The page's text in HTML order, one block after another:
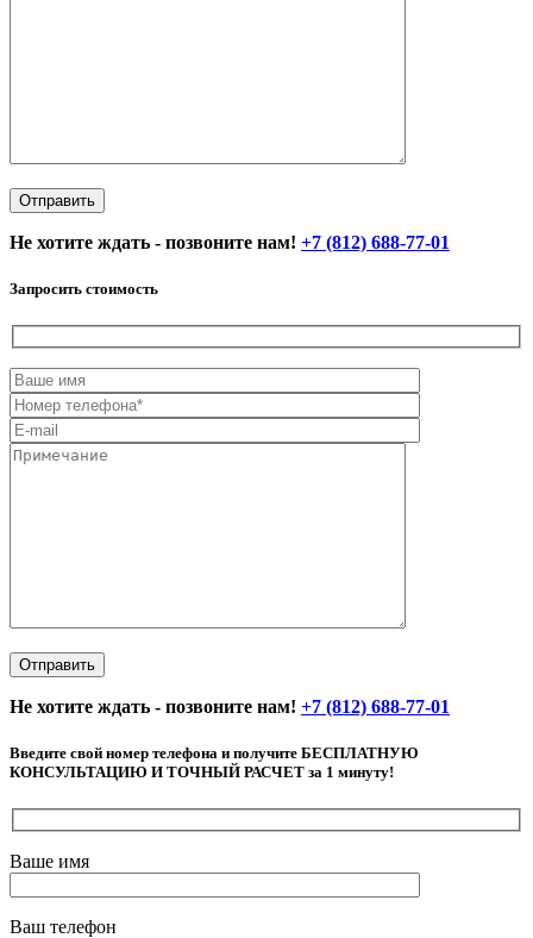
Не хотите ждать - позвоните нам! +7 (812) 688-77-01
Запросить стоимость
Не хотите ждать - позвоните нам! +7 (812) 688-77-01
Введите свой номер телефона и получите БЕСПЛАТНУЮ
КОНСУЛЬТАЦИЮ И ТОЧНЫЙ РАСЧЕТ за 1 минуту!
Ваше имя
Ваш телефон